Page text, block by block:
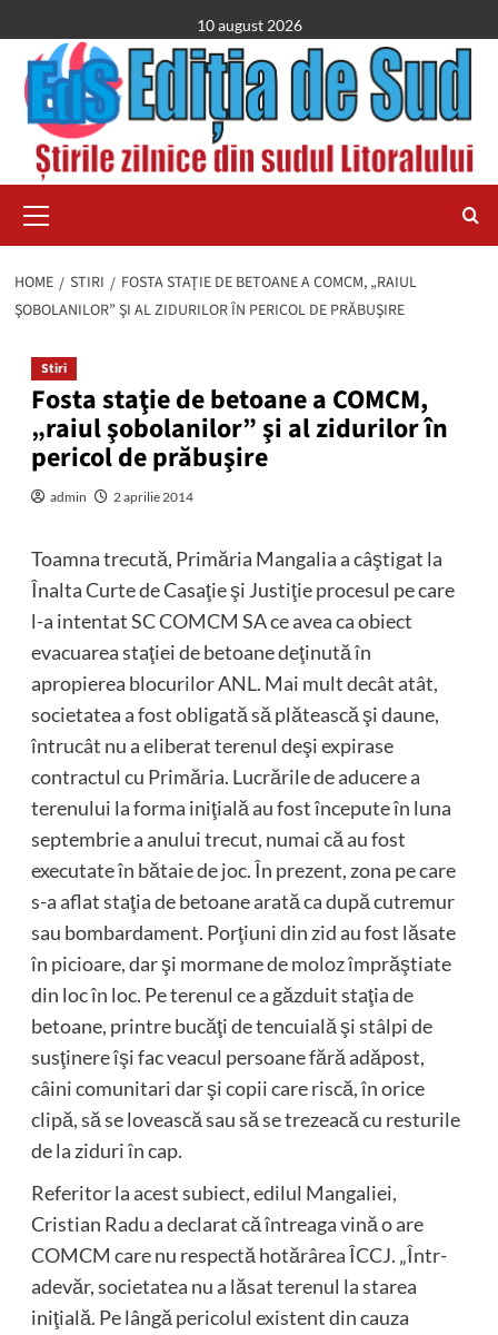
to
content
10 august 2026
Menu
HOME STIRI
FOSTA STAŢIE DE BETOANE A COMCM, „RAIUL
ŞOBOLANILOR” ŞI AL ZIDURILOR ÎN PERICOL DE PRĂBUŞIRE
Stiri
Fosta staţie de betoane a COMCM,
„raiul şobolanilor” şi al zidurilor în
pericol de prăbuşire
admin 2 aprilie 2014
Toamna trecută, Primăria Mangalia a câştigat la
Înalta Curte de Casaţie şi Justiţie procesul pe care
l-a intentat SC COMCM SA ce avea ca obiect
evacuarea staţiei de betoane deţinută în
apropierea blocurilor ANL. Mai mult decât atât,
societatea a fost obligată să plătească şi daune,
întrucât nu a eliberat terenul deşi expirase
contractul cu Primăria. Lucrările de aducere a
terenului la forma iniţială au fost începute în luna
septembrie a anului trecut, numai că au fost
executate în bătaie de joc. În prezent, zona pe care
s-a aflat staţia de betoane arată ca după cutremur
sau bombardament. Porţiuni din zid au fost lăsate
în picioare, dar şi mormane de moloz împrăştiate
din loc în loc. Pe terenul ce a găzduit staţia de
betoane, printre bucăţi de tencuială şi stâlpi de
susţinere îşi fac veacul persoane fără adăpost,
câini comunitari dar şi copii care riscă, în orice
clipă, să se lovească sau să se trezeacă cu resturile
de la ziduri în cap.
Referitor la acest subiect, edilul Mangaliei,
Cristian Radu a declarat că întreaga vină o are
COMCM care nu respectă hotărârea ÎCCJ. „Într-
adevăr, societatea nu a lăsat terenul la starea
iniţială. Pe lângă pericolul existent din cauza